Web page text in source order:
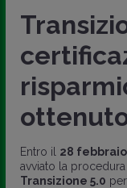
Entro il 28
avviato la
Transizione 5.0 per